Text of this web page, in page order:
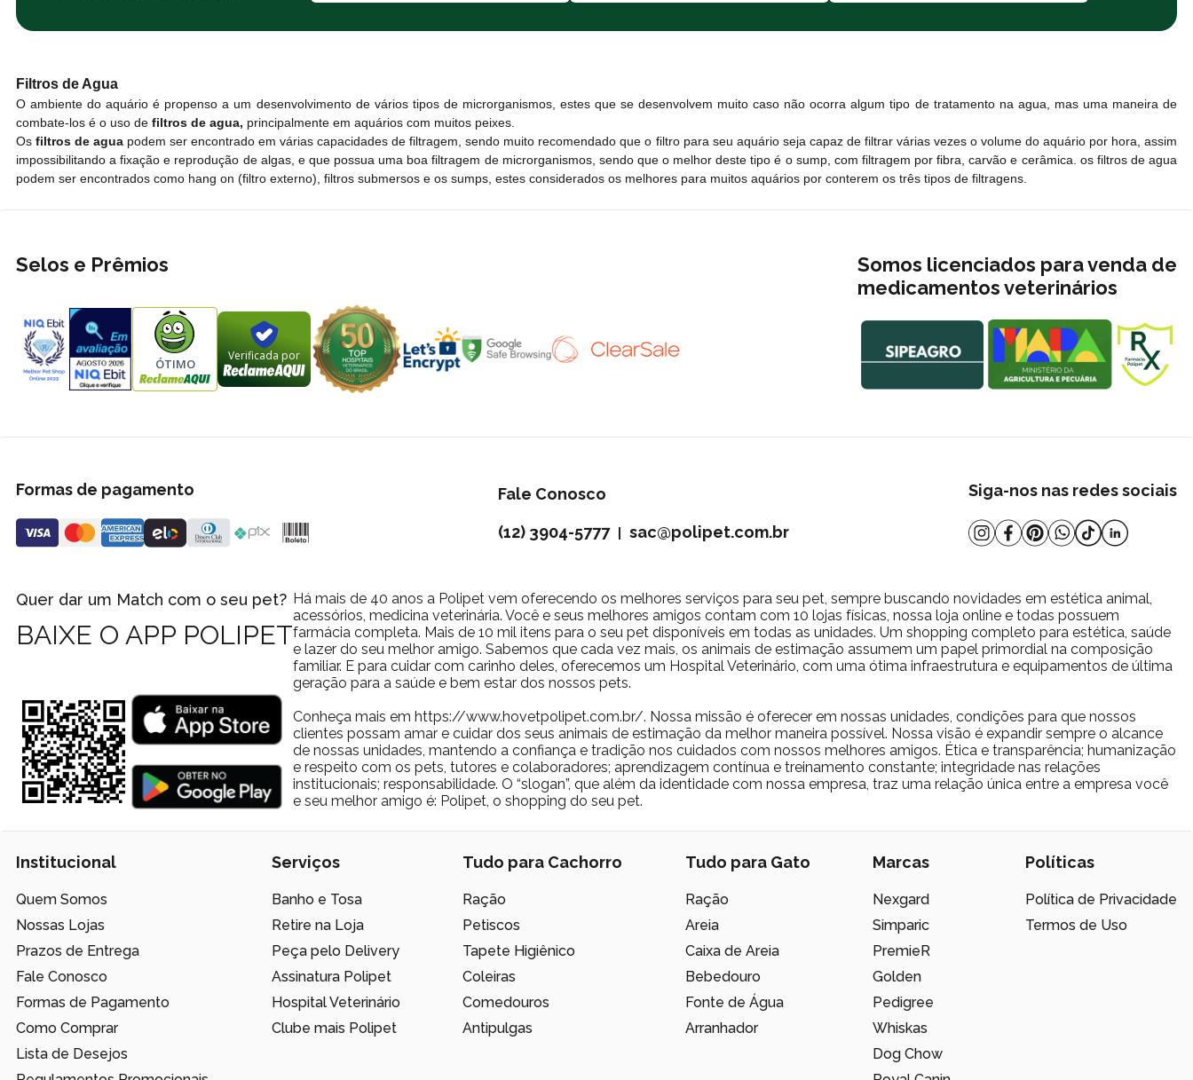
Filtros de Agua
O ambiente do aquário é propenso a um desenvolvimento de vários tipos de microrganismos, estes que se desenvolvem muito caso não ocorra algum tipo de tratamento na agua, mas uma maneira de
combate-los é o uso de filtros de agua, principalmente em aquários com muitos peixes.
Osfiltros de agua podem ser encontrado em várias capacidades de filtragem, sendo muito recomendado que o filtro para seu aquário seja capaz de filtrar várias vezes o volume do aquário por hora, assim
impossibilitando a fixação e reprodução de algas, e que possua uma boa filtragem de microrganismos, sendo que o melhor deste tipo é o sump, com filtragem por fibra, carvão e cerâmica. os filtros de agua
podem ser encontrados como hang on (filtro externo), filtros submersos e os sumps, estes considerados os melhores para muitos aquários por conterem os três tipos de filtragens.
Selos e Prêmios
ÓTIMO Verificada por
Somos licenciados para venda de
medicamentos veterinários
Formas de pagamento Fale Conosco
(12) 3904-5777| sac@polipet.com.br
Siga-nos nas redes sociais
Quer dar um Match com o seu pet?
BAIXE O APP POLIPET
Há mais de 40 anos a Polipet vem oferecendo os melhores serviços para seu pet, sempre buscando novidades em estética animal,
acessórios, medicina veterinária. Você e seus melhores amigos contam com 10 lojas físicas, nossa loja online e todas possuem
farmácia completa. Mais de 10 mil itens para o seu pet disponíveis em todas as unidades. Um shopping completo para estética, saúde
e lazer do seu melhor amigo. Sabemos que cada vez mais, os animais de estimação assumem um papel primordial na composição
familiar. E para cuidar com carinho deles, oferecemos um Hospital Veterinário, com uma ótima infraestrutura e equipamentos de última
geração para a saúde e bem estar dos nossos pets.
Conheça mais em https://www.hovetpolipet.com.br/. Nossa missão é oferecer em nossas unidades, condições para que nossos
clientes possam amar e cuidar dos seus animais de estimação da melhor maneira possível. Nossa visão é expandir sempre o alcance
de nossas unidades, mantendo a confiança e tradição nos cuidados com nossos melhores amigos. Ética e transparência; humanização
e respeito com os pets, tutores e colaboradores; aprendizagem contínua e treinamento constante; integridade nas relações
institucionais; responsabilidade. O “slogan”, que além da identidade com nossa empresa, traz uma relação única entre a empresa você
e seu melhor amigo é: Polipet, o shopping do seu pet.
Institucional
Quem Somos
Nossas Lojas
Prazos de Entrega
Fale Conosco
Formas de Pagamento
Como Comprar
Lista de Desejos
Serviços
Banho e Tosa
Retire na Loja
Peça pelo Delivery
Assinatura Polipet
Hospital Veterinário
Clube mais Polipet
Tudo para Cachorro
Ração
Petiscos
Tapete Higiênico
Coleiras
Comedouros
Antipulgas
Tudo para Gato
Ração
Areia
Caixa de Areia
Bebedouro
Fonte de Água
Arranhador
Marcas
Nexgard
Simparic
PremieR
Golden
Pedigree
Whiskas
Dog Chow
Políticas
Política de Privacidade
Termos de Uso